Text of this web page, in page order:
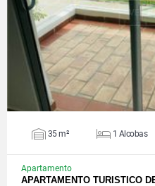
VER
35 m² 1 Alcobas
Apartamento
APARTAMENTO TURISTICO